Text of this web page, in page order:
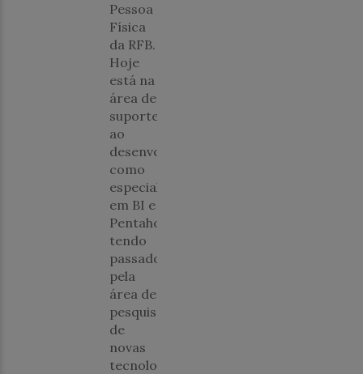
Pessoa
Física
da RFB.
Hoje
está na
área de
suporte
ao
desenvolvimento,
como
especialista
em BI e
Pentaho,
tendo
passado
pela
área de
pesquisa
de
novas
tecnologias